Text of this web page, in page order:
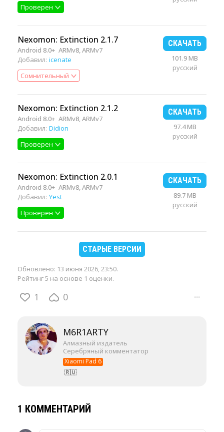
Проверен
Nexomon: Extinction 2.1.7
Android 8.0+ ARMv8, ARMv7
Добавил: icenate
Сомнительный
СКАЧАТЬ
101.9 MB
русский
Nexomon: Extinction 2.1.2
Android 8.0+ ARMv8, ARMv7
Добавил: Didion
Проверен
СКАЧАТЬ
97.4 MB
русский
Nexomon: Extinction 2.0.1
Android 8.0+ ARMv8, ARMv7
Добавил: Yest
Проверен
СКАЧАТЬ
89.7 MB
русский
СТАРЫЕ ВЕРСИИ
Обновлено: 13 июня 2026, 23:50.
Рейтинг 5 на основе 1 оценки.
1 0 ···
M6R1ARTY
Алмазный издатель
Серебряный комментатор
Xiaomi Pad 6
🇷🇺
1 КОММЕНТАРИЙ